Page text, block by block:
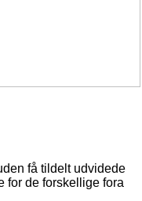
få tildelt udvidede
for de forskellige fora